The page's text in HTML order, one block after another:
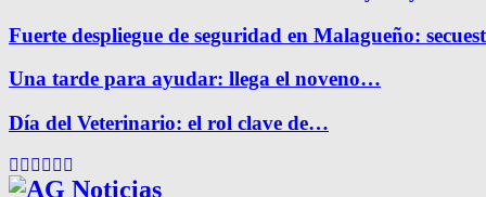
Fuerte despliegue de seguridad en Malagueño:
Una tarde para ayudar: llega el noveno…
Día del Veterinario: el rol clave de…
Facebook
Twitter
Instagram
Pinterest
Google